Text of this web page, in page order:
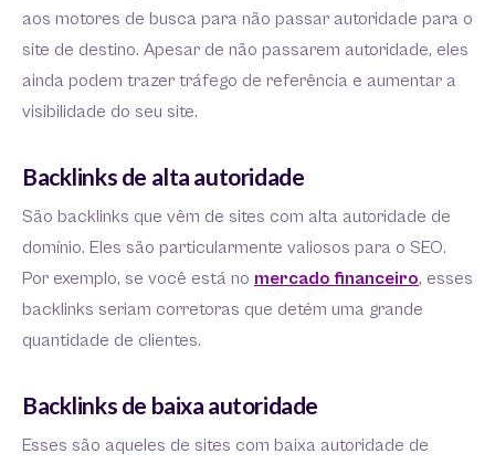
aos motores de busca para não passar autoridade para o
site de destino. Apesar de não passarem autoridade, eles
ainda podem trazer tráfego de referência e aumentar a
visibilidade do seu site.
Backlinks de alta autoridade
São backlinks que vêm de sites com alta autoridade de
domínio. Eles são particularmente valiosos para o SEO.
Por exemplo, se você está no mercado financeiro, esses
backlinks seriam corretoras que detém uma grande
quantidade de clientes.
Backlinks de baixa autoridade
Esses são aqueles de sites com baixa autoridade de